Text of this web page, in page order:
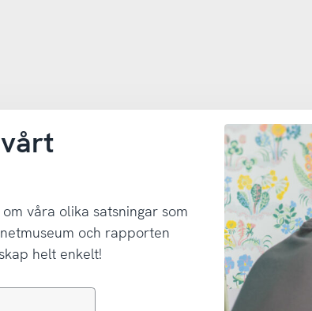
våra olika satsningar som
och rapporten
helt enkelt!